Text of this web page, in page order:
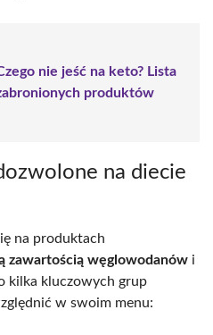
nie jeść na keto? Lista
produktów
na diecie
na produktach
zawartością węglowodanów i
kilka kluczowych grup
w swoim menu: